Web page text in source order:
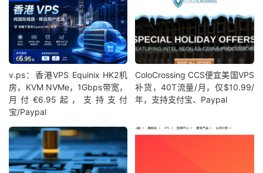
v.ps：香港VPS Equinix HK2机
房，KVM NVMe，1Gbps带宽，
月付€6.95起，支持支付
宝/Paypal
ColoCrossing CCS便宜美国VPS
补货，40T流量/月，仅$10.99/
年，支持支付宝、Paypal